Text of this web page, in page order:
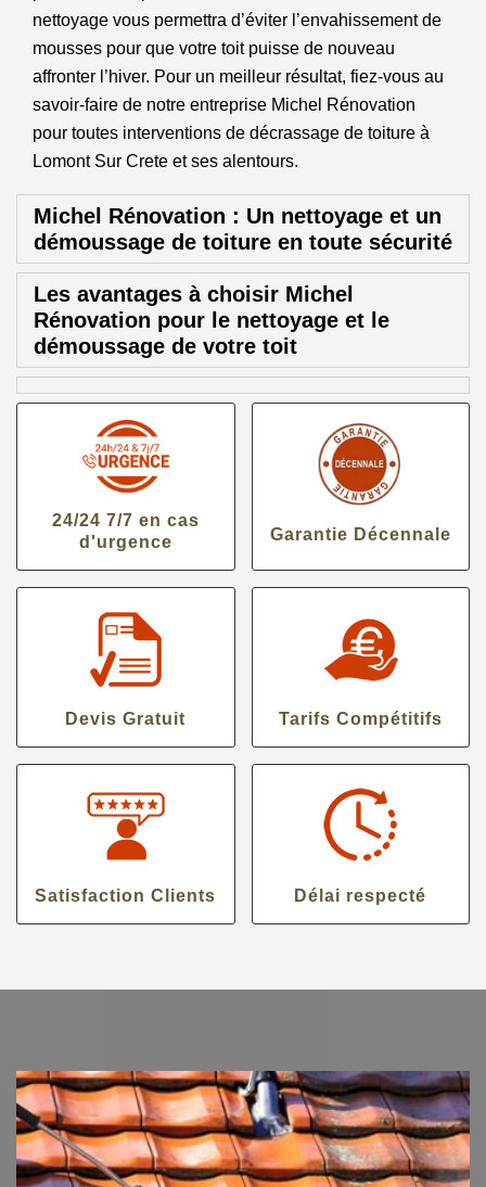
nettoyage vous permettra d’éviter l’envahissement de
mousses pour que votre toit puisse de nouveau
affronter l’hiver. Pour un meilleur résultat, fiez-vous au
savoir-faire de notre entreprise Michel Rénovation
pour toutes interventions de décrassage de toiture à
Lomont Sur Crete et ses alentours.
Michel Rénovation : Un nettoyage et un
démoussage de toiture en toute sécurité
Les avantages à choisir Michel
Rénovation pour le nettoyage et le
démoussage de votre toit
24/24 7/7 en cas
d'urgence
Garantie Décennale
Devis Gratuit Tarifs Compétitifs
Satisfaction Clients Délai respecté